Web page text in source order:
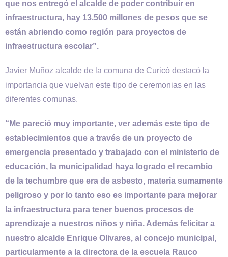
que nos entregó el alcalde de poder contribuir en
infraestructura, hay 13.500 millones de pesos que se
están abriendo como región para proyectos de
infraestructura escolar”.
Javier Muñoz alcalde de la comuna de Curicó destacó la
importancia que vuelvan este tipo de ceremonias en las
diferentes comunas.
“Me pareció muy importante, ver además este tipo de
establecimientos que a través de un proyecto de
emergencia presentado y trabajado con el ministerio de
educación, la municipalidad haya logrado el recambio
de la techumbre que era de asbesto, materia sumamente
peligroso y por lo tanto eso es importante para mejorar
la infraestructura para tener buenos procesos de
aprendizaje a nuestros niños y niña. Además felicitar a
nuestro alcalde Enrique Olivares, al concejo municipal,
particularmente a la directora de la escuela Rauco